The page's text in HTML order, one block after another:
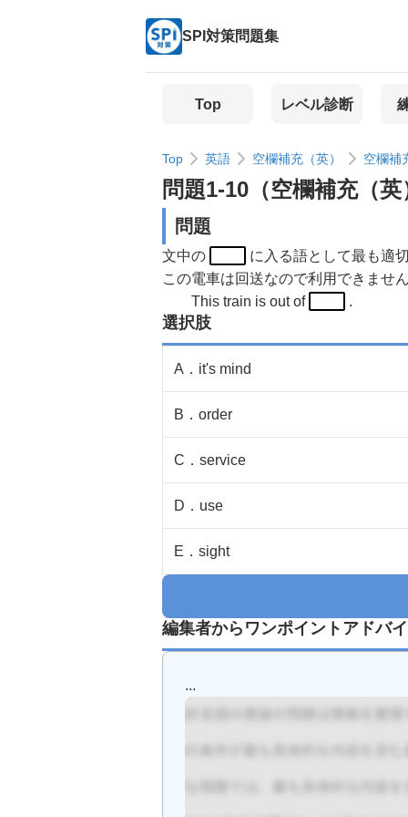
SPI対策問題集
Top レベル診断
Top 英語 空欄補充（英） 空欄補
問題1-10 （空欄補充（英
問題
文中の
に入る語として最も適
この電車は回送なので利用できませ
This train is out of
.
選択肢
A ． it's mind
B ． order
C ． service
D ． use
E ． sight
編集者からワンポイントアドバ
...